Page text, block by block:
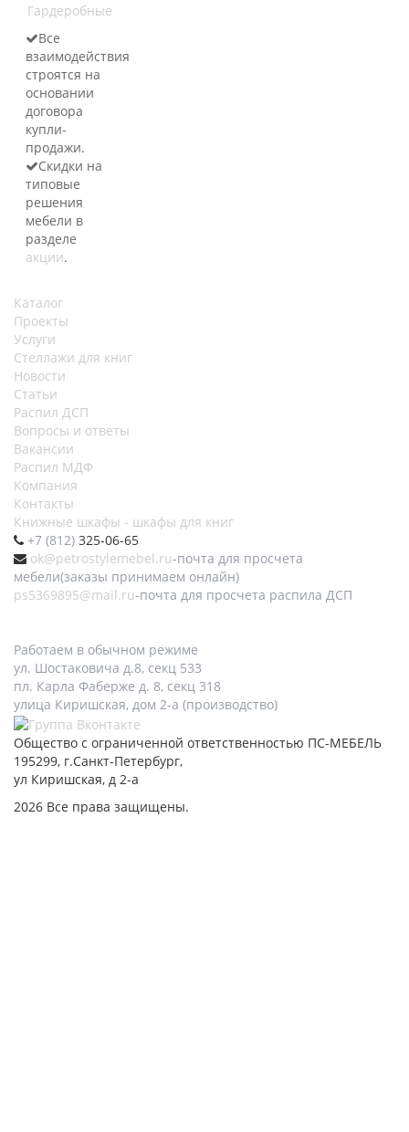
Гардеробные
Все
взаимодействия
строятся на
основании
договора
купли-
продажи.
Скидки на
типовые
решения
мебели в
разделе
акции.
Каталог
Проекты
Услуги
Стеллажи для книг
Новости
Статьи
Распил ДСП
Вопросы и ответы
Вакансии
Распил МДФ
Компания
Контакты
Книжные шкафы - шкафы для книг
+7 (812) 325-06-65
ok@petrostylemebel.ru-почта для просчета
мебели(заказы принимаем онлайн)
ps5369895@mail.ru-почта для просчета распила ДСП
Работаем в обычном режиме
ул. Шостаковича д.8, секц 533
пл. Карла Фаберже д. 8, секц 318
улица Киришская, дом 2-а (производство)
Общество с ограниченной ответственностью ПС-МЕБЕЛЬ
195299, г.Санкт-Петербург,
ул Киришская, д 2-а
2026 Все права защищены.